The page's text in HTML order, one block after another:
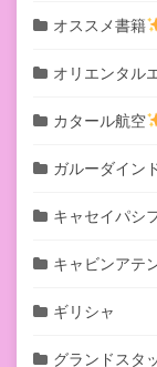
オススメ書籍
オリエンタル
カタール航空
ガルーダイン
キャセイパシ
キャビンアテ
ギリシャ
グランドスタ